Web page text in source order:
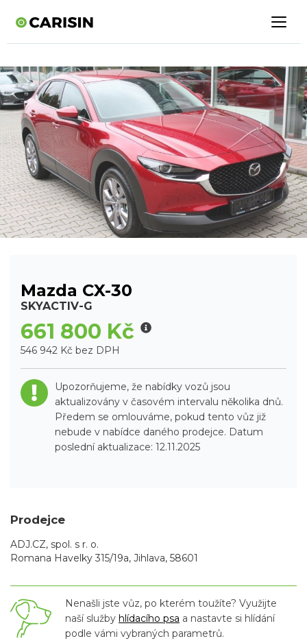
Mazda CX-30
SKYACTIV-G
661 800 Kč
546 942 Kč bez DPH
Upozorňujeme, že nabídky vozů jsou
aktualizovány v časovém intervalu několika dnů.
Předem se omlouváme, pokud tento vůz již
nebude v nabídce daného prodejce. Datum
poslední aktualizace: 12.11.2025
Prodejce
ADJ.CZ, spol. s r. o.
Romana Havelky 315/19a, Jihlava, 58601
Nenašli jste vůz, po kterém toužíte? Využijte
naší služby hlídacího psa a nastavte si hlídání
podle vámi vybraných parametrů.